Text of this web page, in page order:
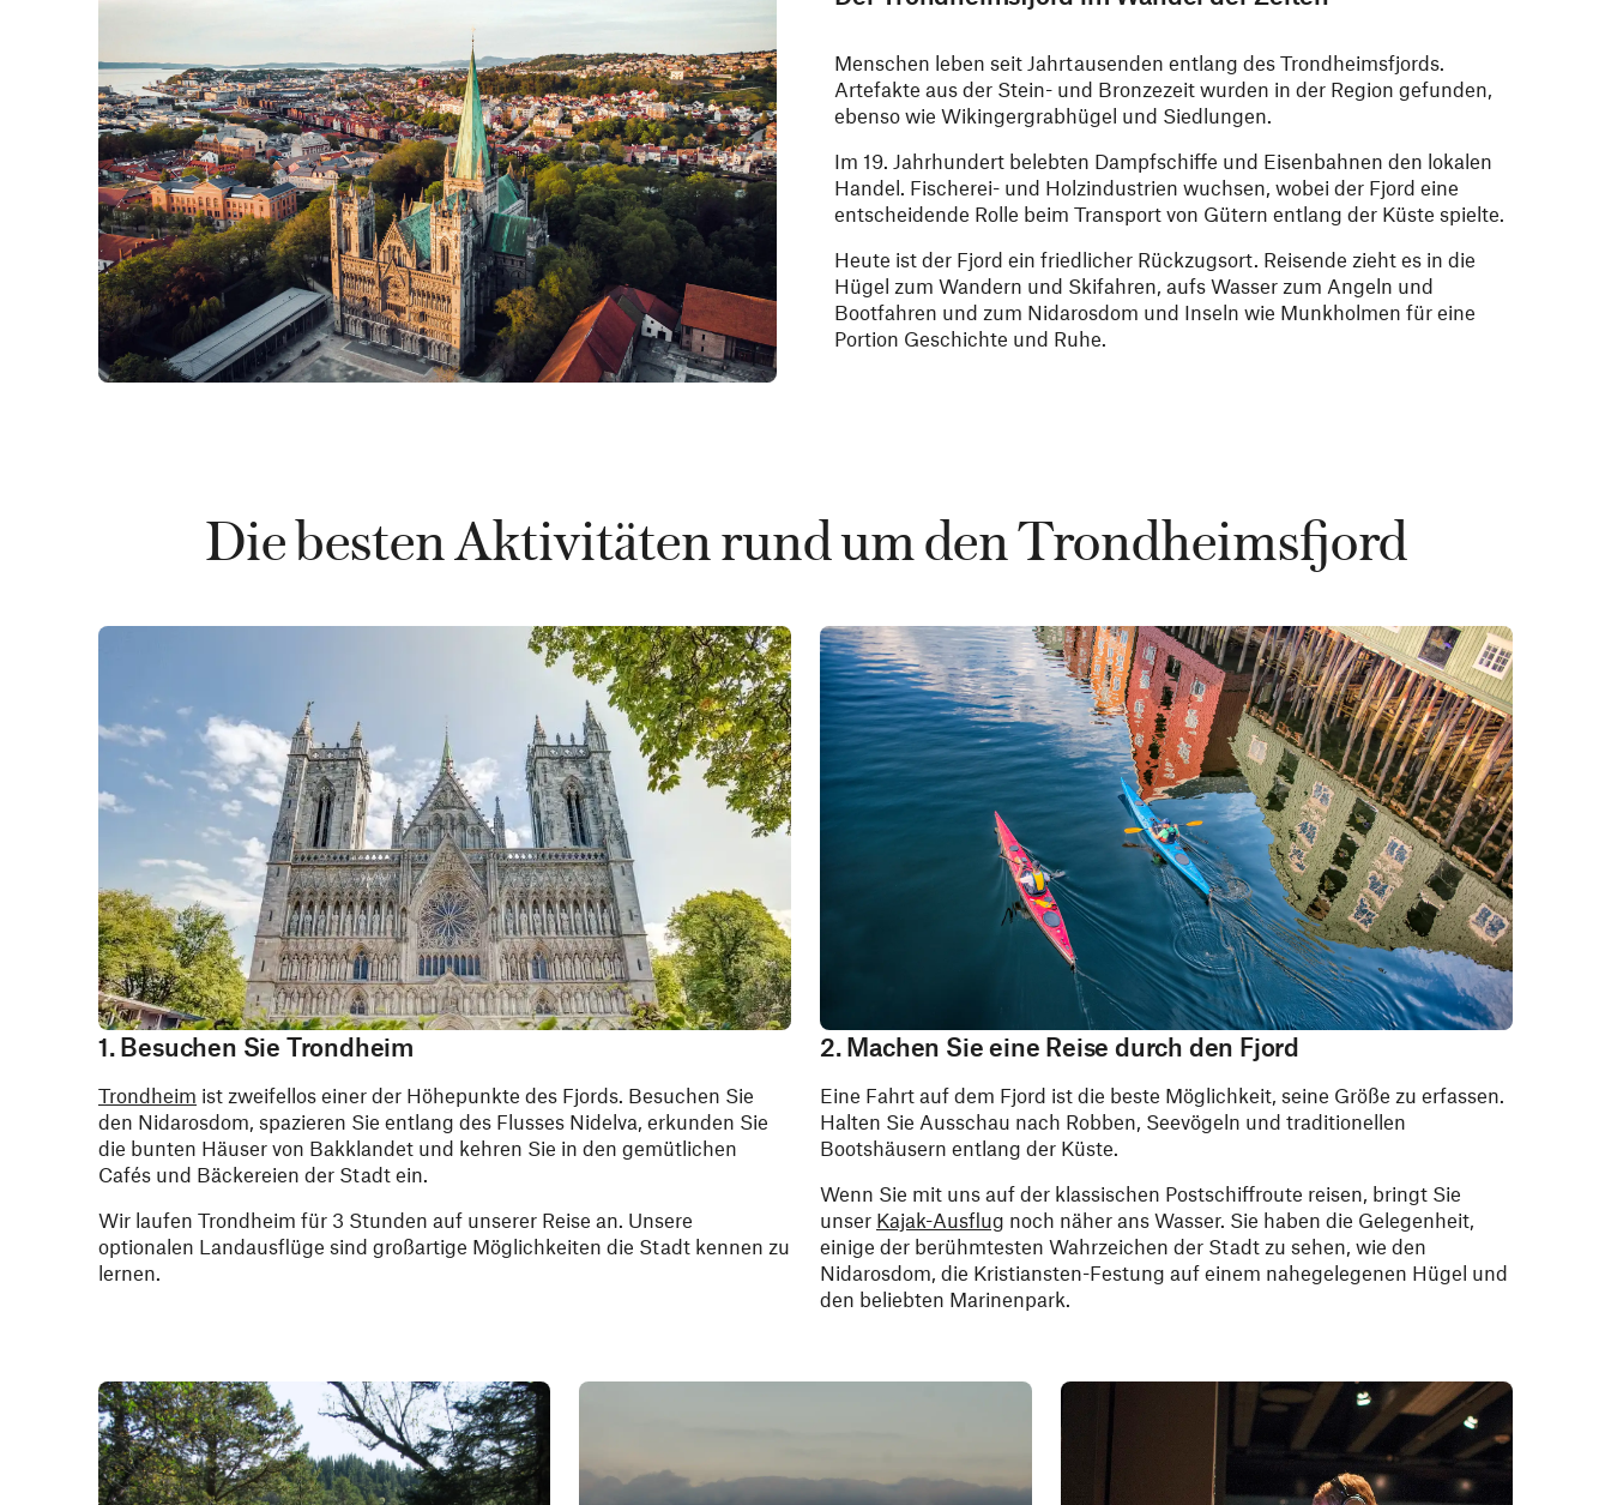
Menschen leben seit Jahrtausenden entlang des Trondheimsfjords.
Artefakte aus der Stein- und Bronzezeit wurden in der Region gefunden,
ebenso wie Wikingergrabhügel und Siedlungen.
Im 19. Jahrhundert belebten Dampfschiffe und Eisenbahnen den lokalen
Handel. Fischerei- und Holzindustrien wuchsen, wobei der Fjord eine
entscheidende Rolle beim Transport von Gütern entlang der Küste spielte.
Heute ist der Fjord ein friedlicher Rückzugsort. Reisende zieht es in die
Hügel zum Wandern und Skifahren, aufs Wasser zum Angeln und
Bootfahren und zum Nidarosdom und Inseln wie Munkholmen für eine
Portion Geschichte und Ruhe.
Die besten Aktivitäten rund um den Trondheimsfjord
1. Besuchen Sie Trondheim
Trondheim ist zweifellos einer der Höhepunkte des Fjords. Besuchen Sie
den Nidarosdom, spazieren Sie entlang des Flusses Nidelva, erkunden Sie
die bunten Häuser von Bakklandet und kehren Sie in den gemütlichen
Cafés und Bäckereien der Stadt ein.
Wir laufen Trondheim für 3 Stunden auf unserer Reise an. Unsere
optionalen Landausflüge sind großartige Möglichkeiten die Stadt kennen zu
lernen.
2. Machen Sie eine Reise durch den Fjord
Eine Fahrt auf dem Fjord ist die beste Möglichkeit, seine Größe zu erfassen.
Halten Sie Ausschau nach Robben, Seevögeln und traditionellen
Bootshäusern entlang der Küste.
Wenn Sie mit uns auf der klassischen Postschiffroute reisen, bringt Sie
unser Kajak-Ausflug noch näher ans Wasser. Sie haben die Gelegenheit,
einige der berühmtesten Wahrzeichen der Stadt zu sehen, wie den
Nidarosdom, die Kristiansten-Festung auf einem nahegelegenen Hügel und
den beliebten Marinenpark.